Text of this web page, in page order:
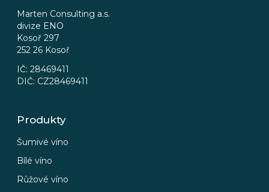
Marten Consulting a.s.
divize ENO
Kosoř 297
252 26 Kosoř
IČ: 28469411
DIČ: CZ28469411
Produkty
Šumivé víno
Bílé víno
Růžové víno